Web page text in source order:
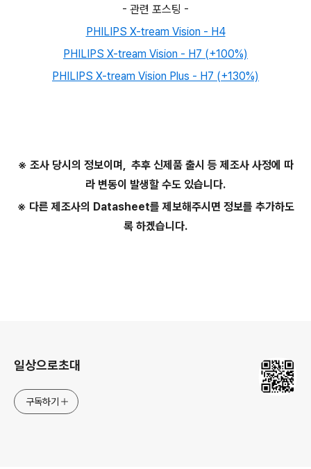
- 관련 포스팅 -
PHILIPS X-tream Vision - H4
PHILIPS X-tream Vision - H7 (+100%)
PHILIPS X-tream Vision Plus - H7 (+130%)
※ 조사 당시의 정보이며, 추후 신제품 출시 등 제조사 사정에 따
라 변동이 발생할 수도 있습니다.
※ 다른 제조사의 Datasheet를 제보해주시면 정보를 추가하도
록 하겠습니다.
일상으로초대
구독하기